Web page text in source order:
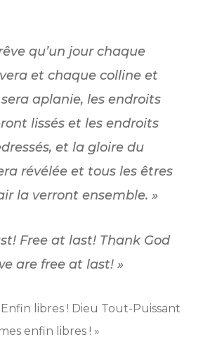
qu’un jour chaque
et chaque colline et
aplanie, les endroits
lissés et les endroits
et la gloire du
révélée et tous les êtres
la verront ensemble. »
Free at last! Thank God
are free at last! »
libres ! Dieu Tout-Puissant
enfin libres ! »